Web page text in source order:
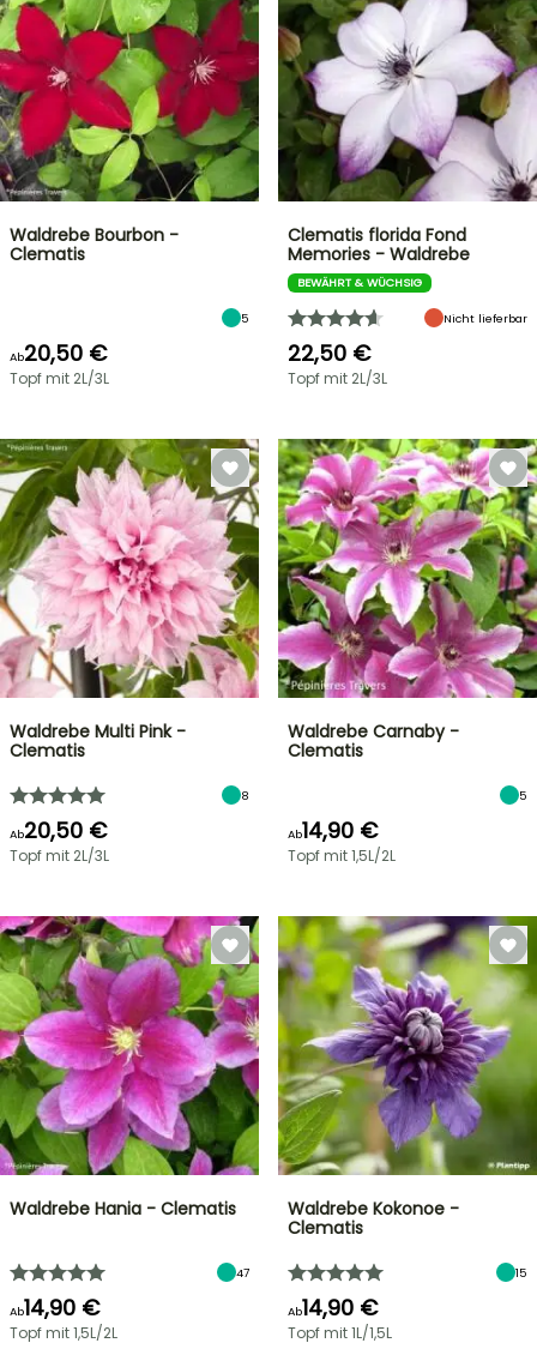
Waldrebe Bourbon -
Clematis
5
Ab20,50 €
Topf mit 2L/3L
Clematis florida Fond
Memories - Waldrebe
BEWÄHRT & WÜCHSIG
Nicht lieferbar
22,50 €
Topf mit 2L/3L
Waldrebe Multi Pink -
Clematis
8
Ab20,50 €
Topf mit 2L/3L
Waldrebe Carnaby -
Clematis
5
Ab14,90 €
Topf mit 1,5L/2L
Waldrebe Hania - Clematis
47
Ab14,90 €
Topf mit 1,5L/2L
Waldrebe Kokonoe -
Clematis
15
Ab14,90 €
Topf mit 1L/1,5L